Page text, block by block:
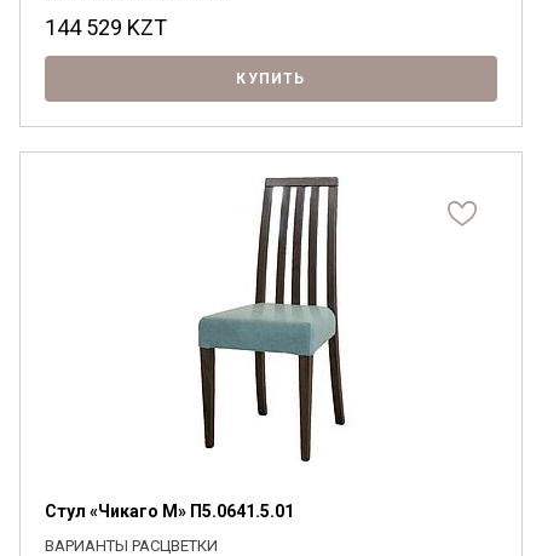
144 529 KZT
КУПИТЬ
Стул «Чикаго М» П5.0641.5.01
ВАРИАНТЫ РАСЦВЕТКИ